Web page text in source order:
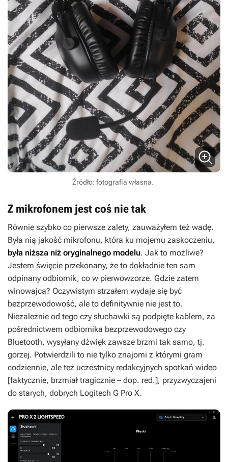
Źródło: fotografia własna.
Z mikrofonem jest coś nie tak
Równie szybko co pierwsze zalety, zauważyłem też wadę.
Była nią jakość mikrofonu, która ku mojemu zaskoczeniu,
była niższa niż oryginalnego modelu. Jak to możliwe?
Jestem święcie przekonany, że to dokładnie ten sam
odpinany odbiornik, co w pierwowzorze. Gdzie zatem
winowajca? Oczywistym strzałem wydaje się być
bezprzewodowość, ale to definitywnie nie jest to.
Niezależnie od tego czy słuchawki są podpięte kablem, za
pośrednictwem odbiornika bezprzewodowego czy
Bluetooth, wysyłany dźwięk zawsze brzmi tak samo, tj.
gorzej. Potwierdzili to nie tylko znajomi z którymi gram
codziennie, ale też uczestnicy redakcyjnych spotkań wideo
[faktycznie, brzmiał tragicznie – dop. red.], przyzwyczajeni
do starych, dobrych Logitech G Pro X.